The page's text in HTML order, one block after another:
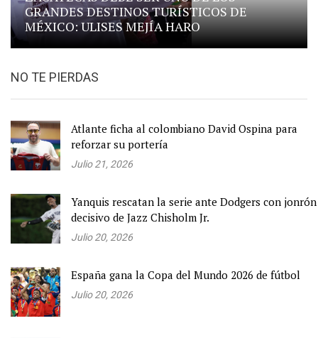
GRANDES DESTINOS TURÍSTICOS DE
MÉXICO: ULISES MEJÍA HARO
NO TE PIERDAS
Atlante ficha al colombiano David Ospina para
reforzar su portería
Julio 21, 2026
Yanquis rescatan la serie ante Dodgers con jonrón
decisivo de Jazz Chisholm Jr.
Julio 20, 2026
España gana la Copa del Mundo 2026 de fútbol
Julio 20, 2026